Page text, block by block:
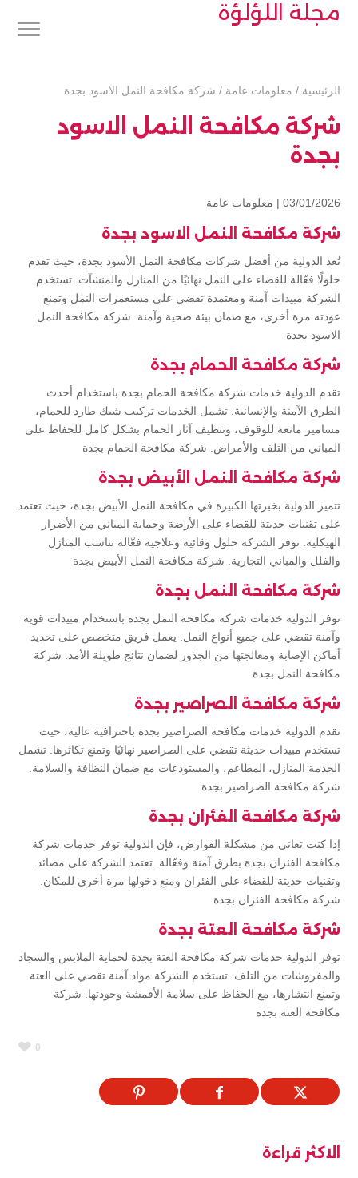
مجلة اللؤلؤة
الرئيسية / معلومات عامة / شركة مكافحة النمل الاسود بجدة
شركة مكافحة النمل الاسود
بجدة
03/01/2026 | معلومات عامة
شركة مكافحة النمل الاسود بجدة
تُعد الدولية من أفضل شركات مكافحة النمل الأسود بجدة، حيث تقدم
حلولًا فعّالة للقضاء على النمل نهائيًا من المنازل والمنشآت. تستخدم
الشركة مبيدات آمنة ومعتمدة تقضي على مستعمرات النمل وتمنع
عودته مرة أخرى، مع ضمان بيئة صحية وآمنة. شركة مكافحة النمل
الاسود بجدة
شركة مكافحة الحمام بجدة
تقدم الدولية خدمات شركة مكافحة الحمام بجدة باستخدام أحدث
الطرق الآمنة والإنسانية. تشمل الخدمات تركيب شبك طارد للحمام،
مسامير مانعة للوقوف، وتنظيف آثار الحمام بشكل كامل للحفاظ على
المباني من التلف والأمراض. شركة مكافحة الحمام بجدة
شركة مكافحة النمل الأبيض بجدة
تتميز الدولية بخبرتها الكبيرة في مكافحة النمل الأبيض بجدة، حيث تعتمد
على تقنيات حديثة للقضاء على الأرضة وحماية المباني من الأضرار
الهيكلية. توفر الشركة حلول وقائية وعلاجية فعّالة تناسب المنازل
والفلل والمباني التجارية. شركة مكافحة النمل الأبيض بجدة
شركة مكافحة النمل بجدة
توفر الدولية خدمات شركة مكافحة النمل بجدة باستخدام مبيدات قوية
وآمنة تقضي على جميع أنواع النمل. يعمل فريق متخصص على تحديد
أماكن الإصابة ومعالجتها من الجذور لضمان نتائج طويلة الأمد. شركة
مكافحة النمل بجدة
شركة مكافحة الصراصير بجدة
تقدم الدولية خدمات مكافحة الصراصير بجدة باحترافية عالية، حيث
تستخدم مبيدات حديثة تقضي على الصراصير نهائيًا وتمنع تكاثرها. تشمل
الخدمة المنازل، المطاعم، والمستودعات مع ضمان النظافة والسلامة.
شركة مكافحة الصراصير بجدة
شركة مكافحة الفئران بجدة
إذا كنت تعاني من مشكلة القوارض، فإن الدولية توفر خدمات شركة
مكافحة الفئران بجدة بطرق آمنة وفعّالة. تعتمد الشركة على مصائد
وتقنيات حديثة للقضاء على الفئران ومنع دخولها مرة أخرى للمكان.
شركة مكافحة الفئران بجدة
شركة مكافحة العتة بجدة
توفر الدولية خدمات شركة مكافحة العتة بجدة لحماية الملابس والسجاد
والمفروشات من التلف. تستخدم الشركة مواد آمنة تقضي على العتة
وتمنع انتشارها، مع الحفاظ على سلامة الأقمشة وجودتها. شركة
مكافحة العتة بجدة
0
الاكثر قراءة